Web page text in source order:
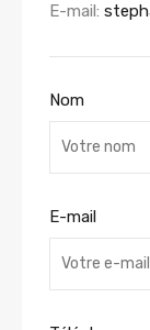
E-mail:
Nom
E-mail